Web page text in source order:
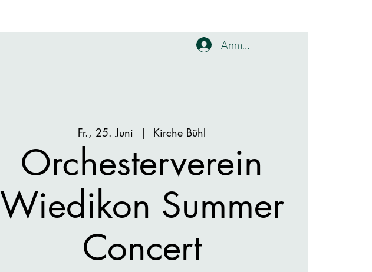
Anmelden
Fr., 25. Juni
  |
Kirche Bühl
Orchesterverein
Wiedikon Summer
Concert